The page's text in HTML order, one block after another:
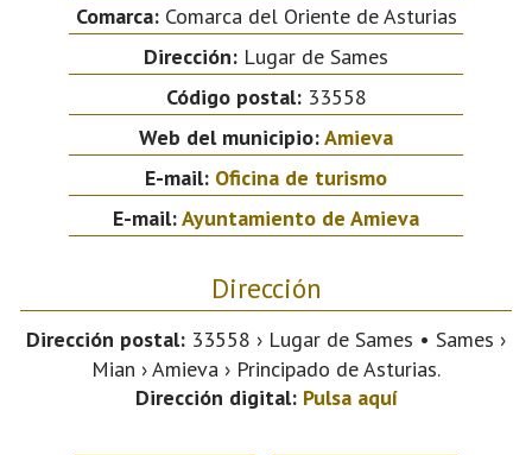
Comarca:Comarca del Oriente de Asturias
Dirección: Lugar de Sames
Código postal:33558
Web del municipio:Amieva
E-mail: Oficina de turismo
E-mail:Ayuntamiento de Amieva
Dirección
Dirección postal: 33558 › Lugar de Sames • Sames ›
Mian › Amieva › Principado de Asturias.
Dirección digital: Pulsa aquí